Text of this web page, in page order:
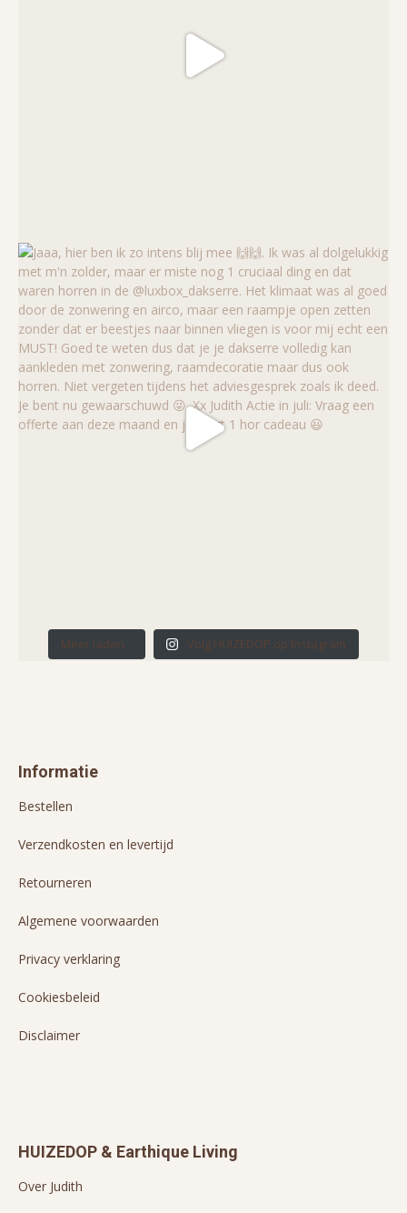
Meer laden... Volg HUIZEDOP op Instagram
Informatie
Bestellen
Verzendkosten en levertijd
Retourneren
Algemene voorwaarden
Privacy verklaring
Cookiesbeleid
Disclaimer
HUIZEDOP & Earthique Living
Over Judith